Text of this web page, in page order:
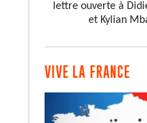
lettre ouverte à
et Kylian
VIVE LA FRANCE